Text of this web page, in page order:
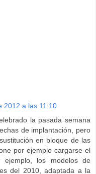
2012 a las 11:10
la pasada semana
de implantación, pero
en bloque de las
por ejemplo cargarse el
los modelos de
del 2010, adaptada a la